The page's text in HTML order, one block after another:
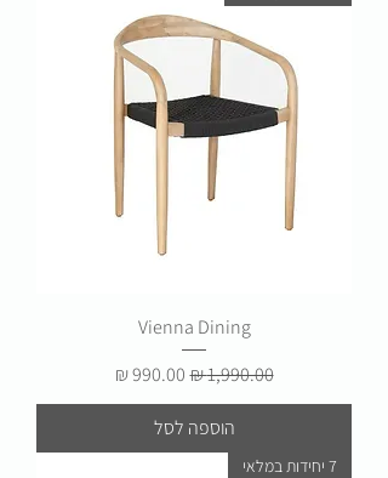
Vienna Dining
מחיר רגיל‏1,990.00 ‏₪ מחיר מבצע
הוספה לסל
7 יחידות במלאי